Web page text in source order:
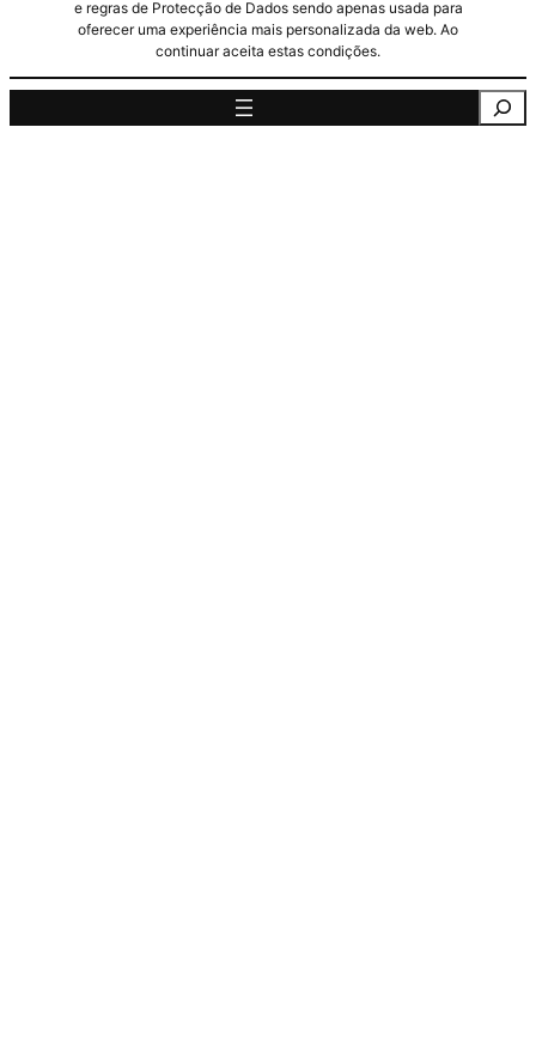
e regras de Protecção de Dados sendo apenas usada para
oferecer uma experiência mais personalizada da web. Ao
continuar aceita estas condições.